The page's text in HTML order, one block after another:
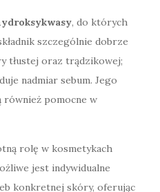
, do których
szczególnie dobrze
tłustej oraz trądzikowej;
nadmiar sebum. Jego
również pomocne w
rolę w kosmetykach
jest indywidualne
konkretnej skóry, oferując